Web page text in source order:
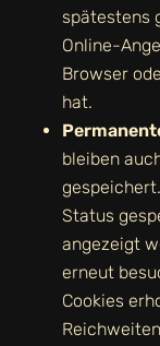
spätestens
Online-
Browser
hat.
bleiben
Status
angezeigt
erneut
Cookies